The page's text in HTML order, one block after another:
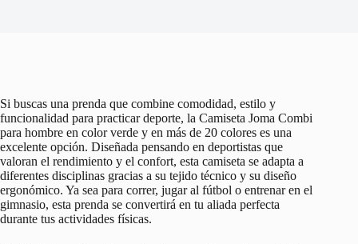
Si buscas una prenda que combine comodidad, estilo y
funcionalidad para practicar deporte, la Camiseta Joma Combi
para hombre en color verde y en más de 20 colores es una
excelente opción. Diseñada pensando en deportistas que
valoran el rendimiento y el confort, esta camiseta se adapta a
diferentes disciplinas gracias a su tejido técnico y su diseño
ergonómico. Ya sea para correr, jugar al fútbol o entrenar en el
gimnasio, esta prenda se convertirá en tu aliada perfecta
durante tus actividades físicas.